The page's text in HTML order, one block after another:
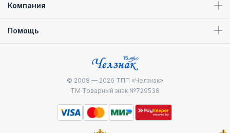
Компания
Помощь
© 2008 — 2026 ТПП «Челзнак»
ТМ Товарный знак №729538